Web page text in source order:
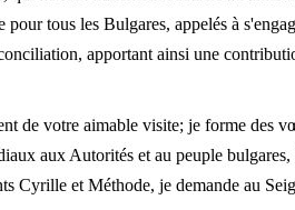
tous les Bulgares, appelés à
apportant ainsi une
de votre aimable visite; je forme des
aux Autorités et au peuple
Cyrille et Méthode, je demande au